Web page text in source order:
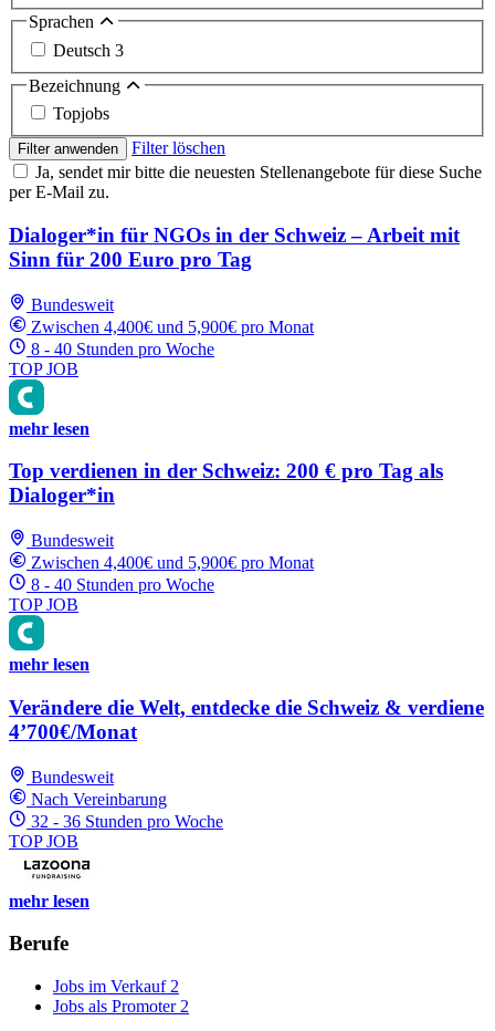
Sprachen
Deutsch 3
Bezeichnung
Topjobs
Filter anwenden
Filter löschen
Ja, sendet mir bitte die neuesten Stellenangebote für diese Suche
per E-Mail zu.
Dialoger*in für NGOs in der Schweiz – Arbeit mit
Sinn für 200 Euro pro Tag
Bundesweit
Zwischen 4,400€ und 5,900€ pro Monat
8 - 40 Stunden pro Woche
TOP JOB
mehr lesen
Top verdienen in der Schweiz: 200 € pro Tag als
Dialoger*in
Bundesweit
Zwischen 4,400€ und 5,900€ pro Monat
8 - 40 Stunden pro Woche
TOP JOB
mehr lesen
Verändere die Welt, entdecke die Schweiz & verdiene
4’700€/Monat
Bundesweit
Nach Vereinbarung
32 - 36 Stunden pro Woche
TOP JOB
mehr lesen
Berufe
Jobs im Verkauf 2
Jobs als Promoter 2